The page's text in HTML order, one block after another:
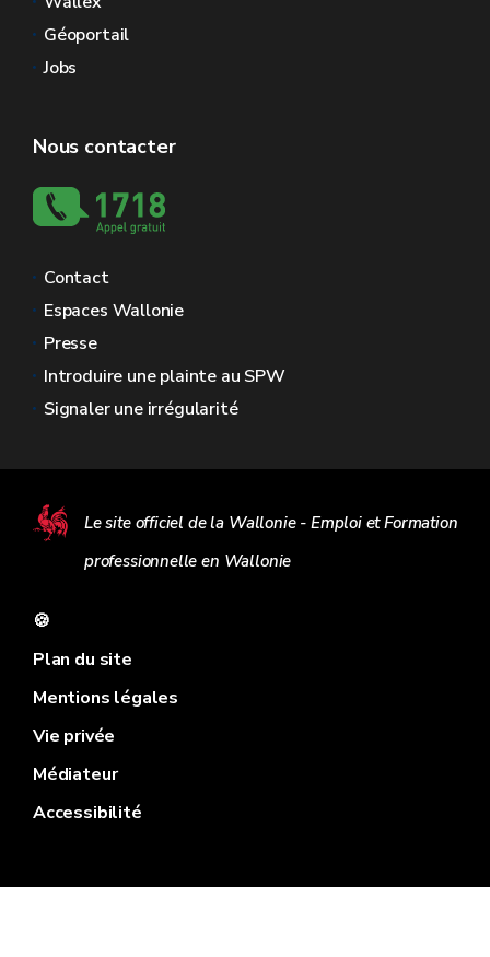
Géoportail
Jobs
Nous contacter
Contact
Espaces Wallonie
Presse
Introduire une plainte au SPW
Signaler une irrégularité
Le site officiel de la Wallonie - Emploi et Formation
professionnelle en Wallonie
🍪
Plan du site
Mentions légales
Vie privée
Médiateur
Accessibilité